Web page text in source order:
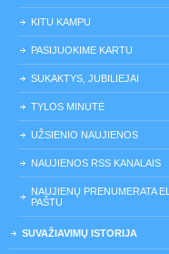
KITU KAMPU
PASIJUOKIME KARTU
SUKAKTYS, JUBILIEJAI
TYLOS MINUTĖ
UŽSIENIO NAUJIENOS
NAUJIENOS RSS KANALAIS
NAUJIENŲ PRENUMERATA EL.
PAŠTU
SUVAŽIAVIMŲ ISTORIJA